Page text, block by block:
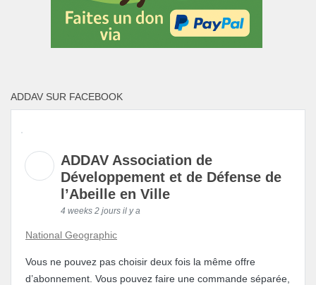
ADDAV SUR FACEBOOK
ADDAV Association de
Développement et de Défense de
l’Abeille en Ville
4 weeks 2 jours il y a
National Geographic
Vous ne pouvez pas choisir deux fois la même offre
d’abonnement. Vous pouvez faire une commande séparée,